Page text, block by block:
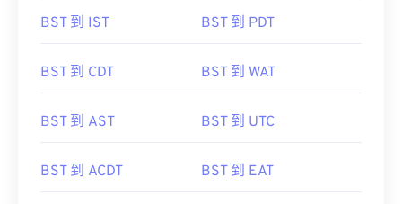
BST 到 IST BST 到 PDT
BST 到 CDT BST 到 WAT
BST 到 AST BST 到 UTC
BST 到 ACDT BST 到 EAT